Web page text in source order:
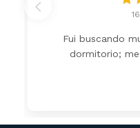
Fui buscando
dormitorio;